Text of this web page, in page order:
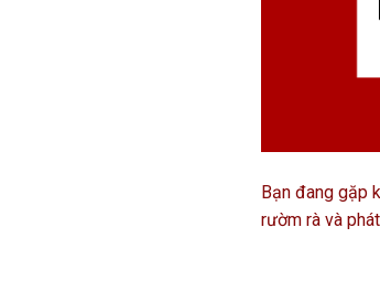
Bạn đang gặp
rườm rà và